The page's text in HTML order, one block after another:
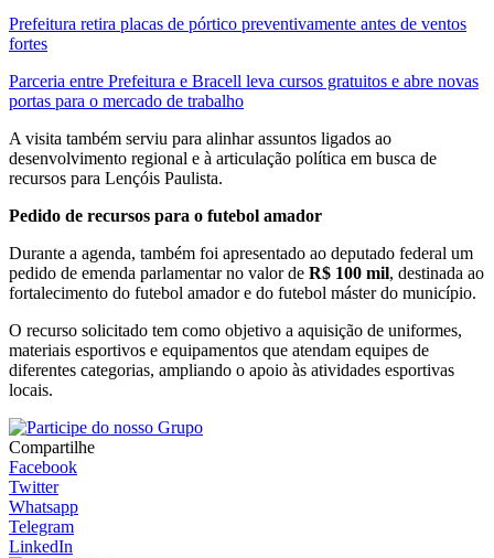
Prefeitura retira placas de pórtico preventivamente antes de ventos
fortes
Parceria entre Prefeitura e Bracell leva cursos gratuitos e abre novas
portas para o mercado de trabalho
A visita também serviu para alinhar assuntos ligados ao
desenvolvimento regional e à articulação política em busca de
recursos para Lençóis Paulista.
Pedido de recursos para o futebol amador
Durante a agenda, também foi apresentado ao deputado federal um
pedido de emenda parlamentar no valor de R$ 100 mil, destinada ao
fortalecimento do futebol amador e do futebol máster do município.
O recurso solicitado tem como objetivo a aquisição de uniformes,
materiais esportivos e equipamentos que atendam equipes de
diferentes categorias, ampliando o apoio às atividades esportivas
locais.
Compartilhe
Facebook
Twitter
Whatsapp
Telegram
LinkedIn